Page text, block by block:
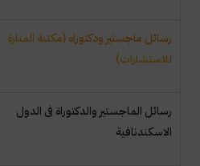
رسائل ماجستير ودكتوراه(مكتبة المنارة
للاستشارات)
رسائل الماجستير والدكتوراة فى الدول
الاسكندنافية